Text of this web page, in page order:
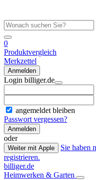
0
Produktvergleich
Merkzettel
Anmelden
Login billiger.de
angemeldet bleiben
Passwort vergessen?
Anmelden
oder
Weiter mit Apple
Sie haben
registrieren.
billiger.de
Heimwerken & Garten